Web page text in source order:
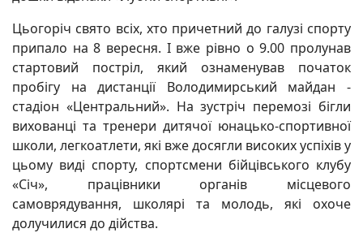
Цьогоріч свято всіх, хто причетний до галузі спорту
припало на 8 вересня. І вже рівно о 9.00 пролунав
стартовий постріл, який ознаменував початок
пробігу на дистанції Володимирський майдан -
стадіон «Центральний». На зустріч перемозі бігли
вихованці та тренери дитячої юнацько-спортивної
школи, легкоатлети, які вже досягли високих успіхів у
цьому виді спорту, спортсмени бійцівського клубу
«Січ», працівники органів місцевого
самоврядування, школярі та молодь, які охоче
долучилися до дійства.